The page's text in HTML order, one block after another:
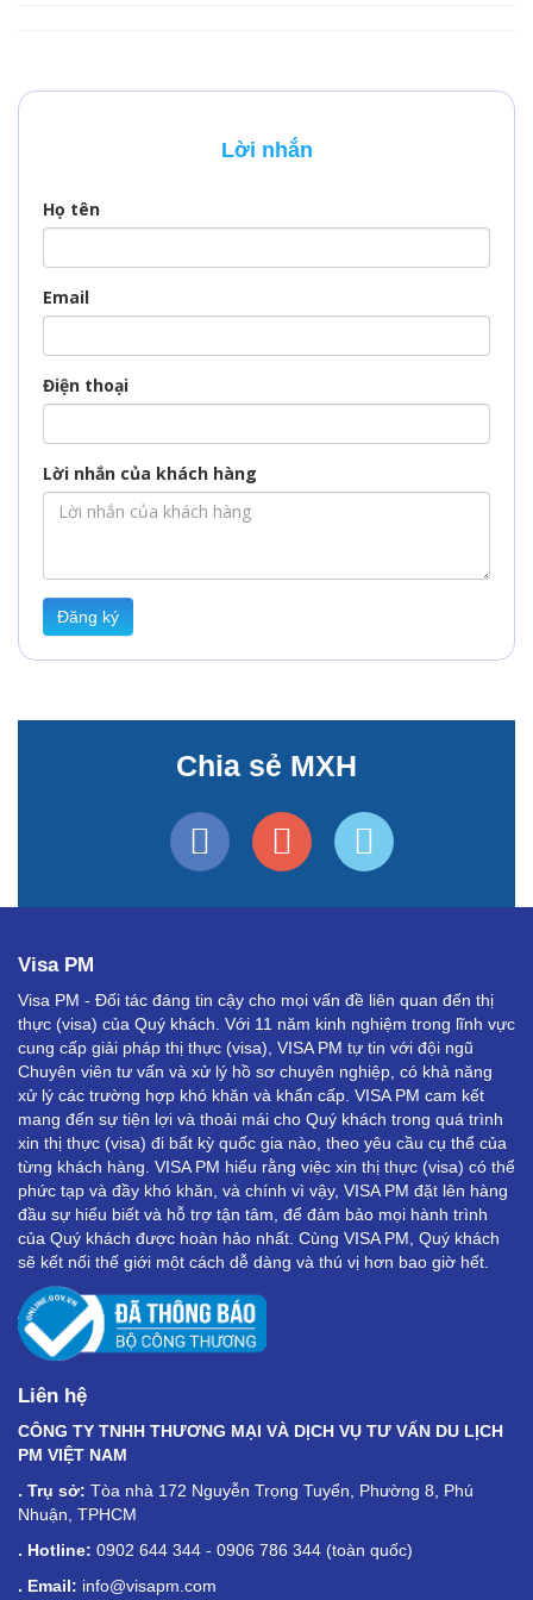
biết làm visa đi nga
những vấn đề trên.
không? Hãy cùng
Lời nhắn
Họ tên
Email
Điện thoại
Lời nhắn của khách hàng
Đăng ký
Chia sẻ MXH
Visa PM
Visa PM - Đối tác đáng tin cậy cho mọi vấn đề liên quan đến thị
thực (visa) của Quý khách. Với 11 năm kinh nghiệm trong lĩnh vực
cung cấp giải pháp thị thực (visa), VISA PM tự tin với đội ngũ
Chuyên viên tư vấn và xử lý hồ sơ chuyên nghiệp, có khả năng
xử lý các trường hợp khó khăn và khẩn cấp. VISA PM cam kết
mang đến sự tiện lợi và thoải mái cho Quý khách trong quá trình
xin thị thực (visa) đi bất kỳ quốc gia nào, theo yêu cầu cụ thể của
từng khách hàng. VISA PM hiểu rằng việc xin thị thực (visa) có thể
phức tạp và đầy khó khăn, và chính vì vậy, VISA PM đặt lên hàng
đầu sự hiểu biết và hỗ trợ tận tâm, để đảm bảo mọi hành trình
của Quý khách được hoàn hảo nhất. Cùng VISA PM, Quý khách
sẽ kết nối thế giới một cách dễ dàng và thú vị hơn bao giờ hết.
Liên hệ
CÔNG TY TNHH THƯƠNG MẠI VÀ DỊCH VỤ TƯ VẤN DU LỊCH
PM VIỆT NAM
. Trụ sở: Tòa nhà 172 Nguyễn Trọng Tuyển, Phường 8, Phú
Nhuận, TPHCM
. Hotline: 0902 644 344 - 0906 786 344 (toàn quốc)
. Email: info@visapm.com